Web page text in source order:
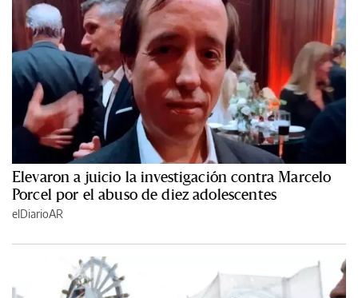
Elevaron a juicio la investigación contra Marcelo
Porcel por el abuso de diez adolescentes
elDiarioAR